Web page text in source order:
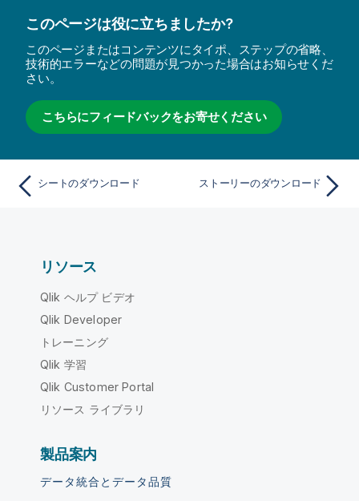
このページは役に立ちましたか?
このページまたはコンテンツにタイポ、ステップの省略、
技術的エラーなどの問題が見つかった場合はお知らせくだ
さい。
こちらにフィードバックをお寄せください
シートのダウンロード ストーリーのダウンロード
リソース
Qlik ヘルプ ビデオ
Qlik Developer
トレーニング
Qlik 学習
Qlik Customer Portal
リソース ライブラリ
製品案内
データ統合とデータ品質